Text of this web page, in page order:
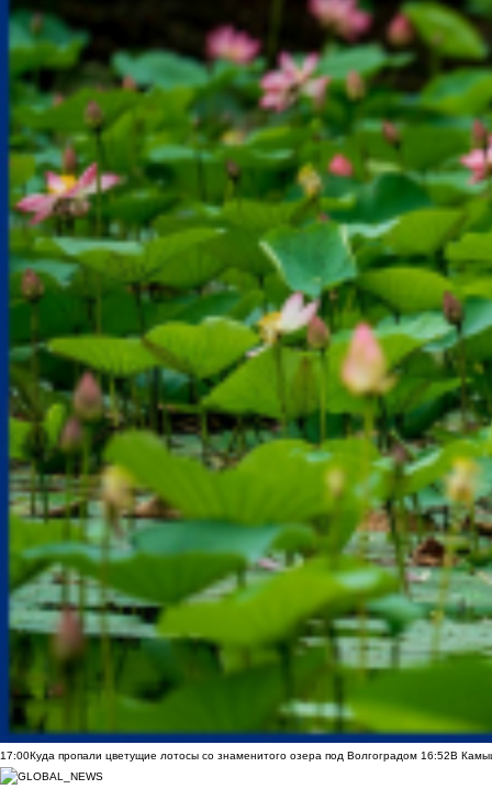
17:00Куда пропали цветущие лотосы со знаменитого озера под Волгоградом 16:52В